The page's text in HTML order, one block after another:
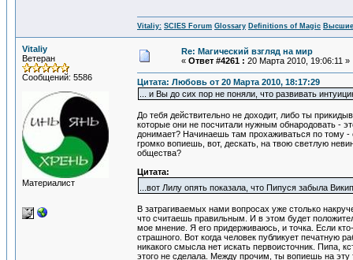
Vitaliy: SCIES Forum Glossary Definitions of Magic
Vitaliy
Ветеран
Сообщений: 5586
Материалист
Re: Магический взгляд на мир
« Ответ #4261 : 20 Марта 2010, 19:06:11 »
Цитата: Любовь от 20 Марта 2010, 18:17:29
... и Вы до сих пор не поняли, что развивать
До тебя действительно не доходит, либо ты
которые они не посчитали нужным обнародовать -
донимает? Начинаешь там прохаживаться по тому -
громко вопиешь, вот, дескать, на твою светлую
общества?
Цитата:
...вот Лилу опять показала, что Пипуся забыла
В затрагиваемых нами вопросах уже столько
что считаешь правильным. И в этом будет
мое мнение. Я его придерживаюсь, и точка. Если
страшного. Вот когда человек публикует печатную
никакого смысла нет искать первоисточник. Пипа,
этого не сделала. Между прочим, ты вопиешь на эту